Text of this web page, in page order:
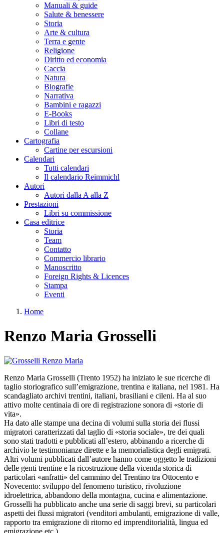
Manuali & guide
Salute & benessere
Storia
Arte & cultura
Terra e gente
Religione
Diritto ed economia
Caccia
Natura
Biografie
Narrativa
Bambini e ragazzi
E-Books
Libri di testo
Collane
Cartografia
Cartine per escursioni
Calendari
Tutti calendari
Il calendario Reimmichl
Autori
Autori dalla A alla Z
Prestazioni
Libri su commissione
Casa editrice
Storia
Team
Contatto
Commercio librario
Manoscritto
Foreign Rights & Licences
Stampa
Eventi
Home
Renzo Maria Grosselli
Renzo Maria Grosselli (Trento 1952) ha iniziato le sue ricerche di
taglio storiografico sull’emigrazione, trentina e italiana, nel 1981. Ha
scandagliato archivi trentini, italiani, brasiliani e cileni. Ha al suo
attivo molte centinaia di ore di registrazione sonora di «storie di
vita».
Ha dato alle stampe una decina di volumi sulla storia dei flussi
migratori caratterizzati dal taglio di «storia sociale», tre dei quali
sono stati tradotti e pubblicati all’estero, abbinando a ricerche di
archivio le testimonianze dirette e la memorialistica degli emigrati.
Altri volumi pubblicati dall’autore hanno come oggetto le tradizioni
delle genti trentine e la ricostruzione della vicenda storica di
particolari «anfratti» del cammino del Trentino tra Ottocento e
Novecento: sviluppo del fenomeno turistico, rivoluzione
idroelettrica, abbandono della montagna, cucina e alimentazione.
Grosselli ha pubblicato anche una serie di saggi brevi, su particolari
aspetti dei flussi migratori (venditori ambulanti, emigrazione di valle,
rapporto tra emigrazione di ritorno ed imprenditorialità, lingua ed
emigrazione etc.)